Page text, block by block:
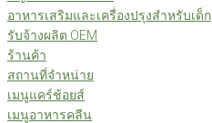
อาหารเสริมและเครื่องปรุงสำหรับเด็ก
รับจ้างผลิต OEM
ร้านค้า
สถานที่จำหน่าย
เมนูแคร์ช้อยส์
เมนูอาหารคลีน